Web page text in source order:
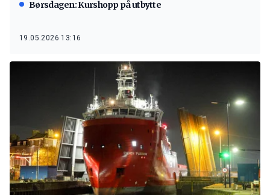
Børsdagen: Kurshopp på utbytte
19.05.2026 13:16